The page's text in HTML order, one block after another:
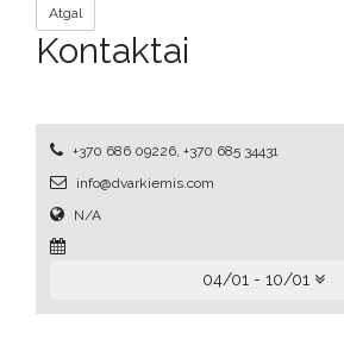
Atgal
Kontaktai
+370 686 09226, +370 685 34431
info@dvarkiemis.com
N/A
04/01 - 10/01